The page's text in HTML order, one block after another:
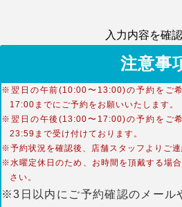
入力内容を確
注意事
※翌日の午前(10:00〜13:00)の予約をご
17:00までにご予約をお願いいたします。
※翌日の午後(13:00〜17:00)の予約をご
23:59まで受け付けております。
※予約状況を確認後、店舗スタッフよりご連
※水曜定休日のため、お時間を頂戴する場
さい。
※3日以内にご予約確認のメール